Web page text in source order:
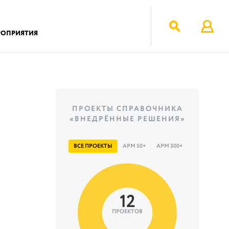
ПРОЕКТЫ СПРАВОЧНИКА
«ВНЕДРЁННЫЕ РЕШЕНИЯ»
ВСЕ ПРОЕКТЫ АРМ 50+ АРМ 300+
12
ПРОЕКТОВ